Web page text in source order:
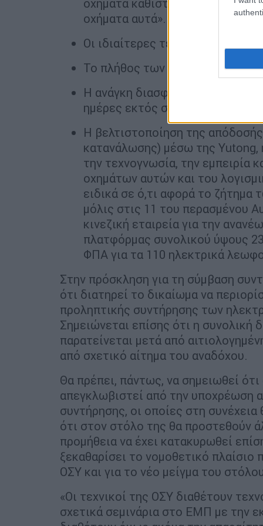
οχήματα καθιστά απολύτως
οχήματα αυτά».
Οι ιδιαίτερες τεχνολογικές
Το πλήθος των ηλεκτρικών
Η ανάγκη διασφάλισης της
ημέρες εκτός συγκοινωνιακού
Η βελτιστοποίηση της
κατανάλωσης) μέσω της Yutong,
την τεχνογνωσία, την εμπειρία
οχημάτων αυτών και του
ειδικά σε ό,τι αφορά το
μόλις στις 11 του περασμένου
κινεζική εταιρεία για την
πλατφόρμας συνολικού ύψους
ΦΠΑ για τα 110 ηλεκτρικά
Στην πρόσκληση για τη σύμβαση
ότι διατηρεί το δικαίωμα να
προληπτικής συντήρησης των
Σημειώνεται επίσης ότι η συνολική
παρατείνεται μετά από
από σχετικό αίτημα του αναδόχου.
Θα πρέπει, πάντως, να σημειωθεί
απεγκλωβιστεί από την υποχρέωση
συντήρησης, οι οποίες στη
ότι στον στόλο της θα προστεθούν
προμήθεια να έχει κατακυρωθεί
ξεκαθαρίσει το νομοθετικό
ΟΣΥ και για το νέο μείγμα του
«Οι τεχνικοί της ΟΣΥ διαθέτουν
σχετικά σεμινάρια στο ΕΜΠ με την